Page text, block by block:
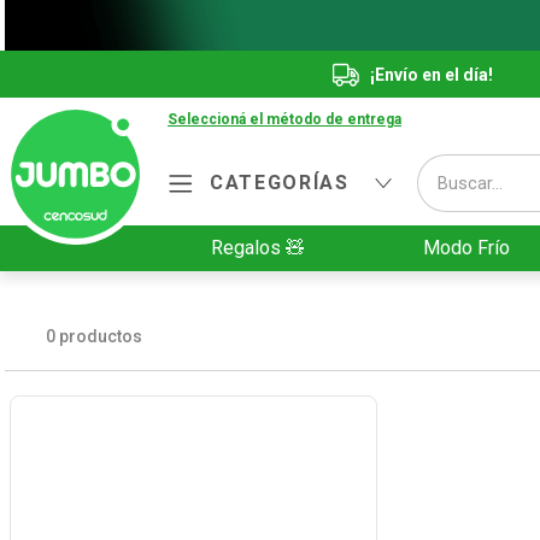
¡Envío en el día!
Seleccioná el método de entrega
CATEGORÍAS
Buscar...
Regalos 🧸 Modo Frío
0 productos
Términos más buscados
Galletitas